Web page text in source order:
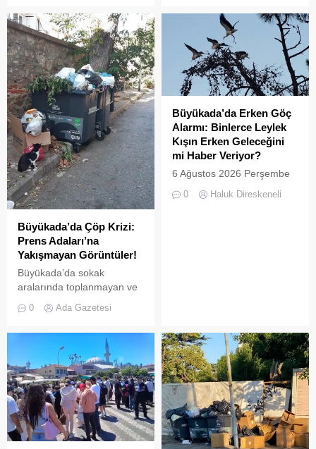
ölüm yoluna dönüştü.
Denetimsizliğin ve aşırı
hızın son kurbanları ise
beslenmek için sahile inen
yavru martılar oldu. Adada
yaşayan gönüllü bir
avukatın çabalarıyla yargıya
taşınan olaylar, adalardaki
denetim zafiyetini bir kez
daha gözler önüne serdi.
Denizlerdeki biyoçeşitliliğin
insan...
Koruma ve Milli Parklar
(DKMP) Genel Müdürlüğü
tarafından Polonezköy
Sülün Üretim İstasyonu’nda
yetiştirilen yüzlerce sülün,
Temmuz 2026’da
Büyükada’nın ormanlık
alanlarında doğal yaşama
bırakıldı. Projenin temel
amacı, hem sülün
popülasyonunu...
Büyükada’da Çöp Krizi:
Prens Adaları’na
Yakışmayan Görüntüler!
Büyükada’da sokak
aralarında toplanmayan ve
tepkisine neden
aylarında hem yerli hem de
yabancı turistlerin akınına
uğrayan Büyükada’da,
çevre temizliği konusunda
yaşanan aksaklıklar adeta
pes dedirtti. Adanın tarihi ve
doğal güzellikleriyle süslü
sokaklarından yansıyan son
0 Ada Gazetesi
Büyükada’da Erken Göç
Alarmı: Binlerce Leylek
Kışın Erken Geleceğini
mi Haber Veriyor?
6 Ağustos 2026 Perşembe
14:00 sularında Büyükada
0 Haluk Direskeneli